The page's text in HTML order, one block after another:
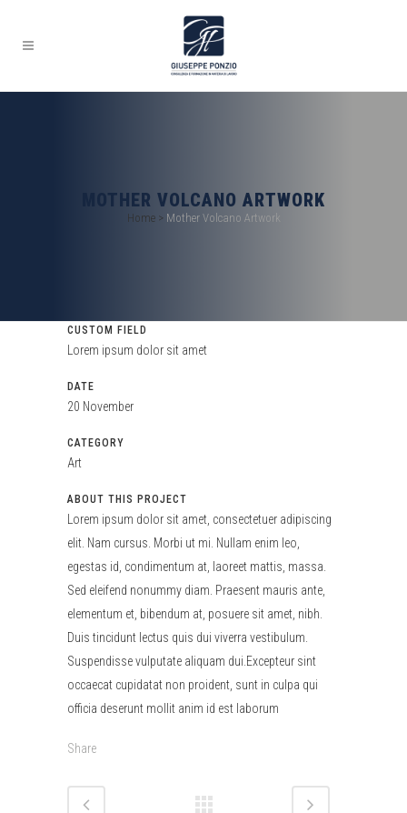
MOTHER VOLCANO ARTWORK
Home> Mother Volcano Artwork
CUSTOM FIELD
Lorem ipsum dolor sit amet
DATE
20 November
CATEGORY
Art
ABOUT THIS PROJECT
Lorem ipsum dolor sit amet, consectetuer adipiscing
elit. Nam cursus. Morbi ut mi. Nullam enim leo,
egestas id, condimentum at, laoreet mattis, massa.
Sed eleifend nonummy diam. Praesent mauris ante,
elementum et, bibendum at, posuere sit amet, nibh.
Duis tincidunt lectus quis dui viverra vestibulum.
Suspendisse vulputate aliquam dui.Excepteur sint
occaecat cupidatat non proident, sunt in culpa qui
officia deserunt mollit anim id est laborum
Share